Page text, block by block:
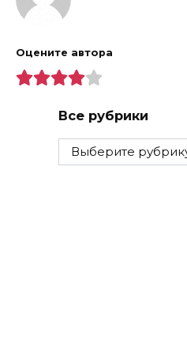
Оцените автора
Все рубрики
Все
рубрики